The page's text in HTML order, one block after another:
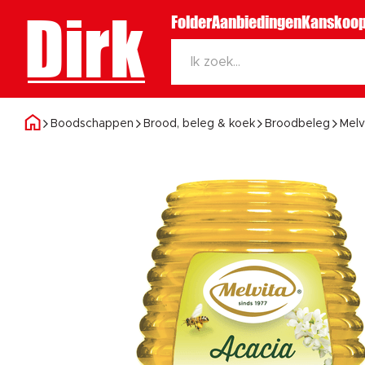
Dirk FolderAanbiedingen
Boodschappen Brood, beleg & koek Broodbeleg